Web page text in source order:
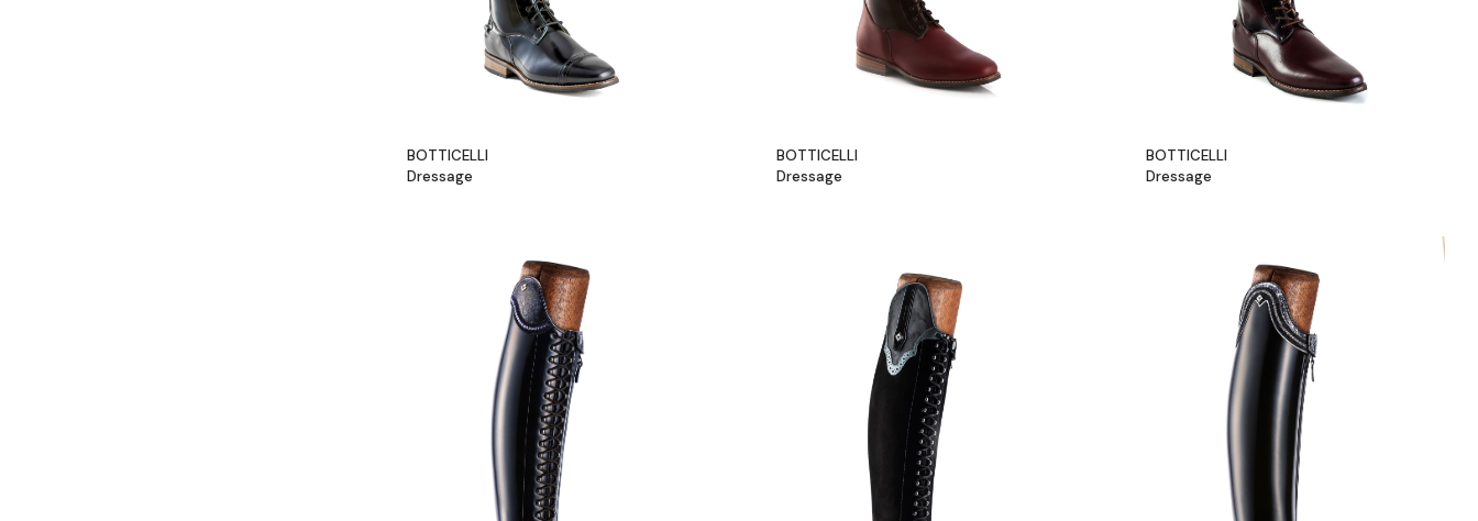
BOTTICELLI
Dressage
BOTTICELLI
Dressage
BOTTICELLI
Dressage